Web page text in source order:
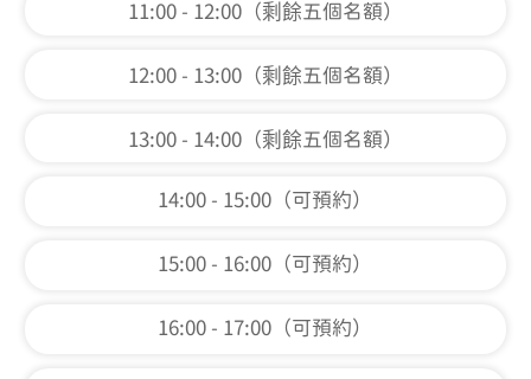
11:00 - 12:00（剩餘五個名額）
12:00 - 13:00（剩餘五個名額）
13:00 - 14:00（剩餘五個名額）
14:00 - 15:00（可預約）
15:00 - 16:00（可預約）
16:00 - 17:00（可預約）